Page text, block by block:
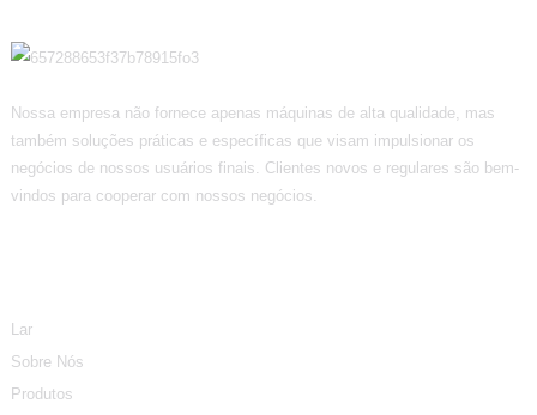
Nossa empresa não fornece apenas máquinas de alta qualidade, mas
também soluções práticas e específicas que visam impulsionar os
negócios de nossos usuários finais. Clientes novos e regulares são bem-
vindos para cooperar com nossos negócios.
Lar
Sobre Nós
Produtos